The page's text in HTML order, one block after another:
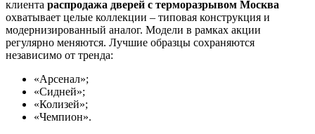
клиента распродажа дверей с терморазрывом Москва
охватывает целые коллекции – типовая конструкция и
модернизированный аналог. Модели в рамках акции
регулярно меняются. Лучшие образцы сохраняются
независимо от тренда:
«Арсенал»;
«Сидней»;
«Колизей»;
«Чемпион».